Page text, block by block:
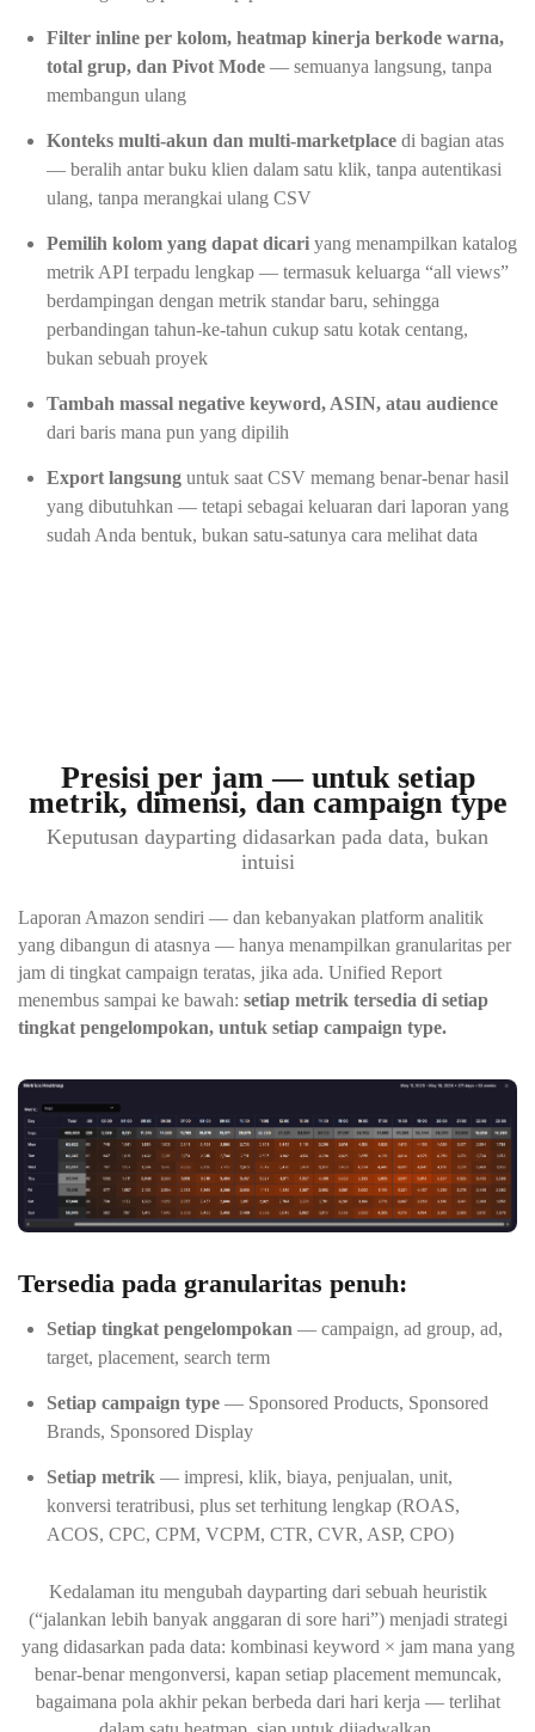
Filter inline per kolom, heatmap kinerja berkode warna,
total grup, dan Pivot Mode — semuanya langsung, tanpa
membangun ulang
Konteks multi-akun dan multi-marketplace di bagian atas
— beralih antar buku klien dalam satu klik, tanpa autentikasi
ulang, tanpa merangkai ulang CSV
Pemilih kolom yang dapat dicari yang menampilkan katalog
metrik API terpadu lengkap — termasuk keluarga “all views”
berdampingan dengan metrik standar baru, sehingga
perbandingan tahun-ke-tahun cukup satu kotak centang,
bukan sebuah proyek
Tambah massal negative keyword, ASIN, atau audience
dari baris mana pun yang dipilih
Export langsung untuk saat CSV memang benar-benar hasil
yang dibutuhkan — tetapi sebagai keluaran dari laporan yang
sudah Anda bentuk, bukan satu-satunya cara melihat data
Presisi per jam — untuk setiap
metrik, dimensi, dan campaign type
Keputusan dayparting didasarkan pada data, bukan
intuisi
Laporan Amazon sendiri — dan kebanyakan platform analitik
yang dibangun di atasnya — hanya menampilkan granularitas per
jam di tingkat campaign teratas, jika ada. Unified Report
menembus sampai ke bawah: setiap metrik tersedia di setiap
tingkat pengelompokan, untuk setiap campaign type.
Tersedia pada granularitas penuh:
Setiap tingkat pengelompokan — campaign, ad group, ad,
target, placement, search term
Setiap campaign type — Sponsored Products, Sponsored
Brands, Sponsored Display
Setiap metrik — impresi, klik, biaya, penjualan, unit,
konversi teratribusi, plus set terhitung lengkap (ROAS,
ACOS, CPC, CPM, VCPM, CTR, CVR, ASP, CPO)
Kedalaman itu mengubah dayparting dari sebuah heuristik
(“jalankan lebih banyak anggaran di sore hari”) menjadi strategi
yang didasarkan pada data: kombinasi keyword × jam mana yang
benar-benar mengonversi, kapan setiap placement memuncak,
bagaimana pola akhir pekan berbeda dari hari kerja — terlihat